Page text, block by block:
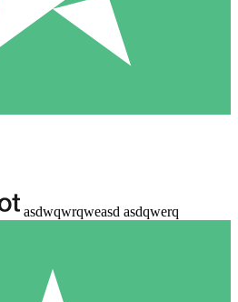
asdwqwrqweasd asdqwerq